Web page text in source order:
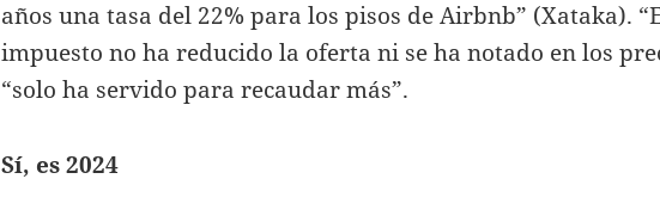
años una tasa del 22% para los pisos de Airbnb” (Xataka).
impuesto no ha reducido la oferta ni se ha notado en los
“solo ha servido para recaudar más”.
Sí, es 2024